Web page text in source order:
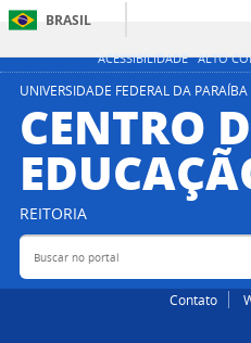
ACESSIBILIDADE ALTO
BRASIL
UNIVERSIDADE FEDERAL DA PARAÍBA
CENTRO
REITORIA
Buscar no portal
Contato